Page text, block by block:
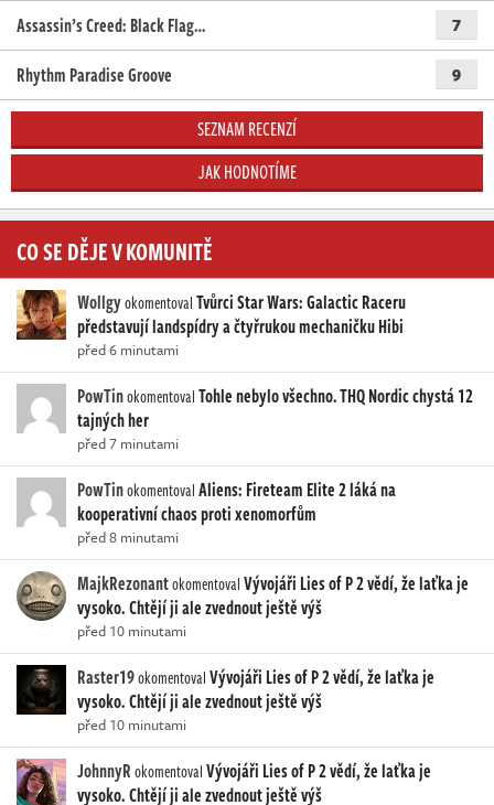
Assassin’s Creed: Black Flag… 7
Rhythm Paradise Groove 9
SEZNAM RECENZÍ
JAK HODNOTÍME
CO SE DĚJE V KOMUNITĚ
WollgyokomentovalTvůrci Star Wars: Galactic Raceru
představují landspídry a čtyřrukou mechaničku Hibi
před 6 minutami
PowTinokomentovalTohle nebylo všechno. THQ Nordic chystá 12
tajných her
před 7 minutami
PowTinokomentovalAliens: Fireteam Elite 2 láká na
kooperativní chaos proti xenomorfům
před 8 minutami
MajkRezonantokomentovalVývojáři Lies of P 2 vědí, že laťka je
vysoko. Chtějí ji ale zvednout ještě výš
před 10 minutami
Raster19okomentovalVývojáři Lies of P 2 vědí, že laťka je
vysoko. Chtějí ji ale zvednout ještě výš
před 10 minutami
JohnnyRokomentovalVývojáři Lies of P 2 vědí, že laťka je
vysoko. Chtějí ji ale zvednout ještě výš